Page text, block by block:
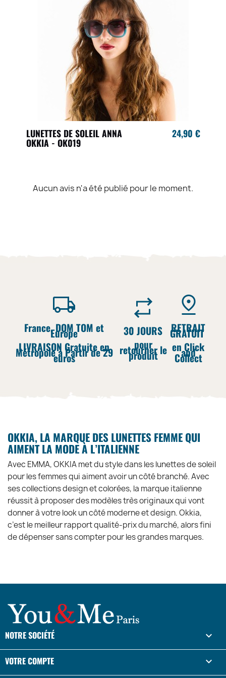
LUNETTES DE SOLEIL ANNA
OKKIA - OK019
24,90 €
Aucun avis n'a été publié pour le moment.
France, DOM TOM et
Europe
LIVRAISON Gratuite en
Métropole à Partir de 29
euros
30 JOURS
pour
retourner le
produit
RETRAIT
GRATUIT
en Click
and
Collect
OKKIA, LA MARQUE DES LUNETTES FEMME QUI
AIMENT LA MODE À L’ITALIENNE
Avec EMMA, OKKIA met du style dans les lunettes de soleil
pour les femmes qui aiment avoir un côté branché. Avec
ses collections design et colorées, la marque italienne
réussit à proposer des modèles très originaux qui vont
donner à votre look un côté moderne et design. Okkia,
c’est le meilleur rapport qualité-prix du marché, alors fini
de dépenser sans compter pour les grandes marques.
NOTRE SOCIÉTÉ 
VOTRE COMPTE 